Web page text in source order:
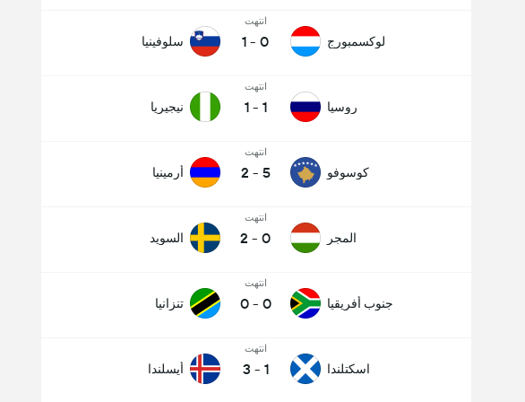
لوكسمبورج
انتهت
0
-
1 سلوفينيا
روسيا
انتهت
1
-
1 نيجيريا
كوسوفو
انتهت
5
-
2 أرمينيا
المجر
انتهت
0
-
2 السويد
جنوب أفريقيا
انتهت
0
-
0 تنزانيا
اسكتلندا
انتهت
1
-
3 أيسلندا